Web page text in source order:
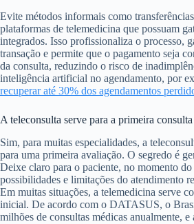
Evite métodos informais como
plataformas de telemedicina que possuam
integrados. Isso profissionaliza o processo,
transação e permite que o pagamento seja
da consulta, reduzindo o risco de
inteligência artificial no agendamento, por
recuperar até 30% dos agendamentos
A teleconsulta serve para a primeira
Sim, para muitas especialidades, a
para uma primeira avaliação. O segredo é
Deixe claro para o paciente, no momento do
possibilidades e limitações do atendimento
Em muitas situações, a telemedicina serve
inicial. De acordo com o DATASUS, o
milhões de consultas médicas anualmente,